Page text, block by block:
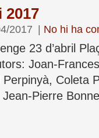
2017
2017 No hi ha
23 d’abril
Joan-
Coleta
Pierre